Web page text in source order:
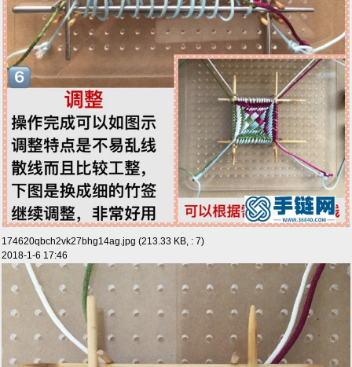
174620qbch2vk27bhg14ag.jpg (213.33 KB, : 7)
2018-1-6 17:46